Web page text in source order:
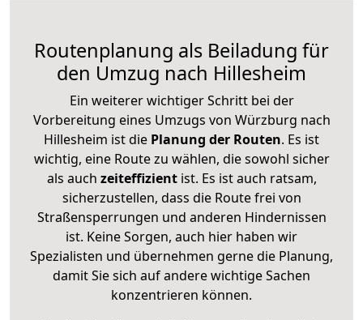
Routenplanung als Beiladung für
den Umzug nach Hillesheim
Ein weiterer wichtiger Schritt bei der
Vorbereitung eines Umzugs von Würzburg nach
Hillesheim ist die Planung der Routen. Es ist
wichtig, eine Route zu wählen, die sowohl sicher
als auch zeiteffizientist. Es ist auch ratsam,
sicherzustellen, dass die Route frei von
Straßensperrungen und anderen Hindernissen
ist. Keine Sorgen, auch hier haben wir
Spezialisten und übernehmen gerne die Planung,
damit Sie sich auf andere wichtige Sachen
konzentrieren können.